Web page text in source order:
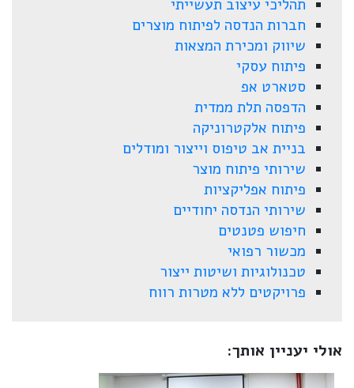
תהליכי עיצוב תעשייתי
חברות הנדסה לפיתוח מוצרים
שיווק ומכירת המצאות
פיתוח עסקי
סטארט אפ
הדפסה תלת ממדית
פיתוח אלקטרוניקה
בניית אב טיפוס וייצור ומודלים
שירותי פיתוח מוצר
פיתוח אפליקציות
שירותי הנדסה יחודיים
חיפוש פטנטים
מכשור רפואי
טכנולוגיות ושיטות ייצור
פרויקטים ללא מטרות רווח
אולי יעניין אותך: